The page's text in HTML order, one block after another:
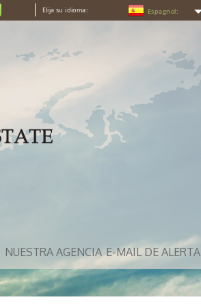
Elija su idioma: Espagnol:
NUESTRA AGENCIA E-MAIL DE ALERTA